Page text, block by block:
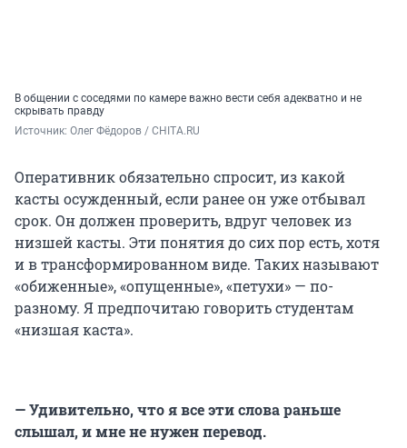
В общении с соседями по камере важно вести себя адекватно и не
скрывать правду
Источник: Олег Фёдоров / CHITA.RU
Оперативник обязательно спросит, из какой
касты осужденный, если ранее он уже отбывал
срок. Он должен проверить, вдруг человек из
низшей касты. Эти понятия до сих пор есть, хотя
и в трансформированном виде. Таких называют
«обиженные», «опущенные», «петухи» — по-
разному. Я предпочитаю говорить студентам
«низшая каста».
— Удивительно, что я все эти слова раньше
слышал, и мне не нужен перевод.